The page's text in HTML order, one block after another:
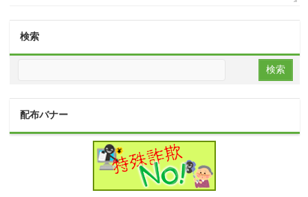
検索
配布バナー